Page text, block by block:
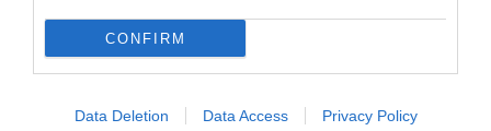
CONFIRM
Data Deletion Data Access Privacy Policy